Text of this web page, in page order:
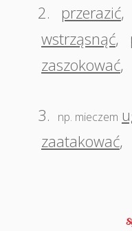
2. przerazić,
wstrząsnąć,
zaszokować,
3. np. mieczem
zaatakować,